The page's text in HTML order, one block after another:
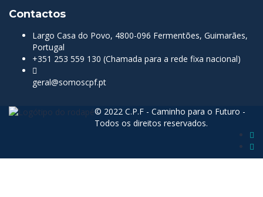
Contactos
Largo Casa do Povo, 4800-096 Fermentões, Guimarães,
Portugal
+351 253 559 130 (Chamada para a rede fixa nacional)
geral@somoscpf.pt
© 2022 C.P.F - Caminho para o Futuro -
Todos os direitos reservados.